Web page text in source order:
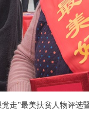
走”最美扶贫人物评选